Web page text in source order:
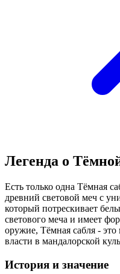
Легенда о
Есть только одна Тёмная
древний световой меч с
который потрескивает
светового меча и имеет
оружие, Тёмная сабля -
власти в мандалорской
История и значение